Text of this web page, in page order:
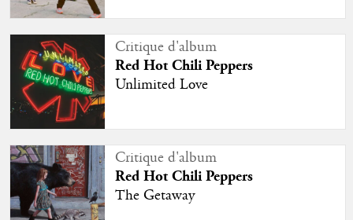
Critique d'album
Red Hot Chili Peppers
Unlimited Love
Critique d'album
Red Hot Chili Peppers
The Getaway